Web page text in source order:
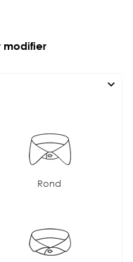
modifier
expand_more
Rond